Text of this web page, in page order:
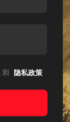
和 隐私政策